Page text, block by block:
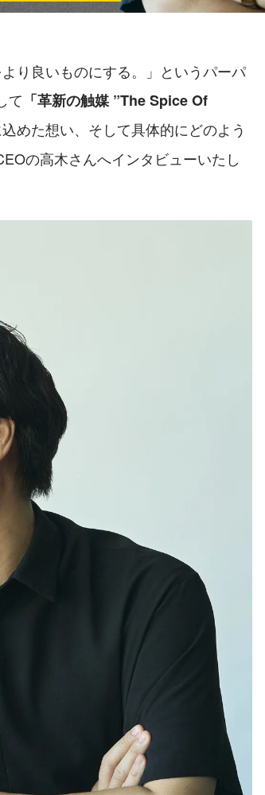
り良いものにする。」というパーパ
て 「革新の触媒 ”The Spice Of
めた想い、そして具体的にどのよう
の高木さんへインタビューいたし